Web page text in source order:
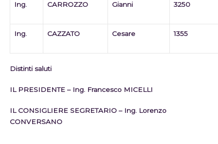
Ing. CARROZZO Gianni 3250
Ing. CAZZATO Cesare 1355
Distinti saluti
IL PRESIDENTE – Ing. Francesco MICELLI
IL CONSIGLIERE SEGRETARIO – Ing. Lorenzo
CONVERSANO